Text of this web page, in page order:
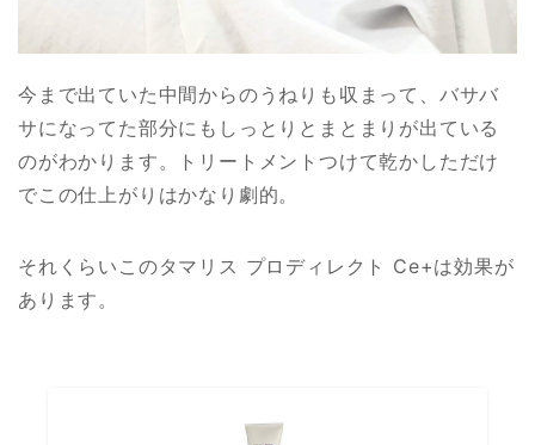
今まで出ていた中間からのうねりも収まって、バサバ
サになってた部分にもしっとりとまとまりが出ている
のがわかります。トリートメントつけて乾かしただけ
でこの仕上がりはかなり劇的。
それくらいこのタマリス プロディレクト Ce+は効果が
あります。